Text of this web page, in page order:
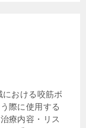
おける咬筋ボ
際に使用する
療内容・リス